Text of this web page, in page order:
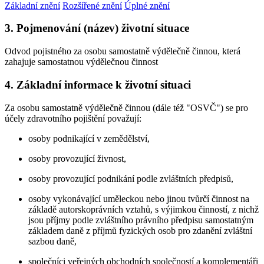
Základní znění Rozšířené znění Úplné znění
3. Pojmenování (název) životní situace
Odvod pojistného za osobu samostatně výdělečně činnou, která
zahajuje samostatnou výdělečnou činnost
4. Základní informace k životní situaci
Za osobu samostatně výdělečně činnou (dále též "OSVČ") se pro
účely zdravotního pojištění považují:
osoby podnikající v zemědělství,
osoby provozující živnost,
osoby provozující podnikání podle zvláštních předpisů,
osoby vykonávající uměleckou nebo jinou tvůrčí činnost na
základě autorskoprávních vztahů, s výjimkou činností, z nichž
jsou příjmy podle zvláštního právního předpisu samostatným
základem daně z příjmů fyzických osob pro zdanění zvláštní
sazbou daně,
společníci veřejných obchodních společností a komplementáři